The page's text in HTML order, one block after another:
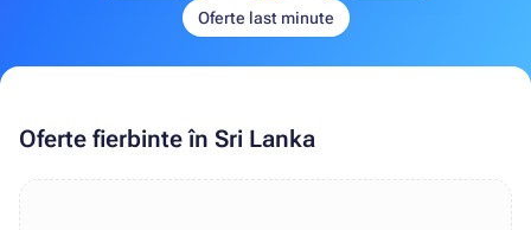
Oferte last minute
Oferte fierbinte în Sri Lanka